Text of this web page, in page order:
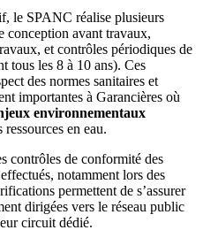
le SPANC réalise plusieurs
conception avant travaux,
et contrôles périodiques de
tous les 8 à 10 ans). Ces
des normes sanitaires et
importantes à Garancières où
environnementaux
en eau.
contrôles de conformité des
notamment lors des
permettent de s’assurer
dirigées vers le réseau public
circuit dédié.